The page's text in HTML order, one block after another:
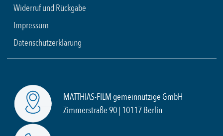
Widerruf und Rückgabe
Impressum
Datenschutzerklärung
MATTHIAS-FILM gemeinnützige GmbH
Zimmerstraße 90 | 10117 Berlin